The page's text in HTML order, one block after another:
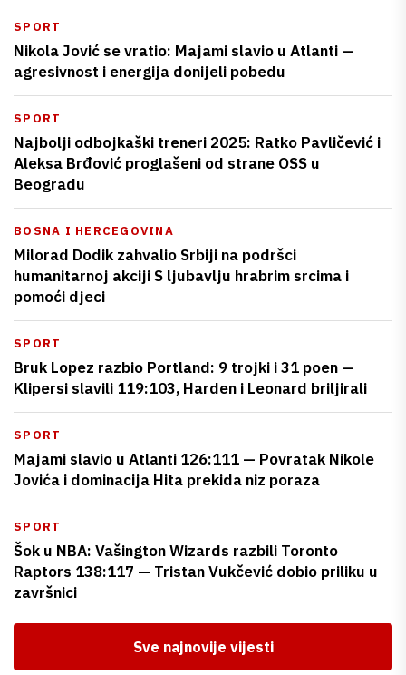
SPORT
Nikola Jović se vratio: Majami slavio u Atlanti —
agresivnost i energija donijeli pobedu
SPORT
Najbolji odbojkaški treneri 2025: Ratko Pavličević i
Aleksa Brđović proglašeni od strane OSS u
Beogradu
BOSNA I HERCEGOVINA
Milorad Dodik zahvalio Srbiji na podršci
humanitarnoj akciji S ljubavlju hrabrim srcima i
pomoći djeci
SPORT
Bruk Lopez razbio Portland: 9 trojki i 31 poen —
Klipersi slavili 119:103, Harden i Leonard briljirali
SPORT
Majami slavio u Atlanti 126:111 — Povratak Nikole
Jovića i dominacija Hita prekida niz poraza
SPORT
Šok u NBA: Vašington Wizards razbili Toronto
Raptors 138:117 — Tristan Vukčević dobio priliku u
završnici
Sve najnovije vijesti